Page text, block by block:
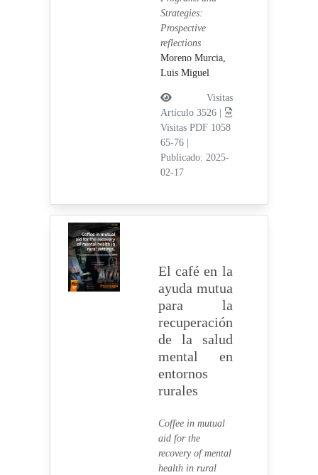
Strategies:
Prospective
reflections
Moreno Murcia,
Luis Miguel
Visitas
Artículo 3526 |
Visitas PDF 1058
65-76
Publicado: 2025-
02-17
El café en la
ayuda mutua
para la
recuperación
de la salud
mental en
entornos
rurales
Coffee in mutual
aid for the
recovery of mental
health in rural